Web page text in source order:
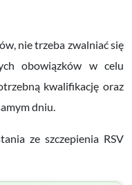
, nie trzeba zwalniać się
obowiązków w celu
kwalifikację oraz
dniu.
ze szczepienia RSV